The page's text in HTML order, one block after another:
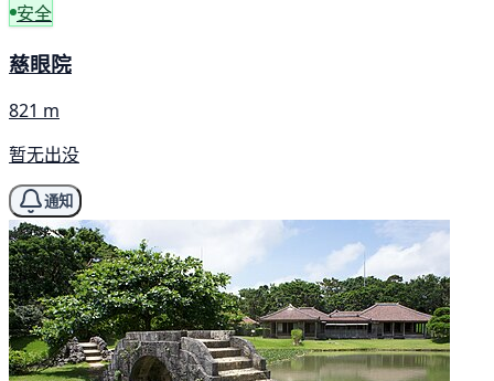
安全
慈眼院
821 m
暂无出没
通知